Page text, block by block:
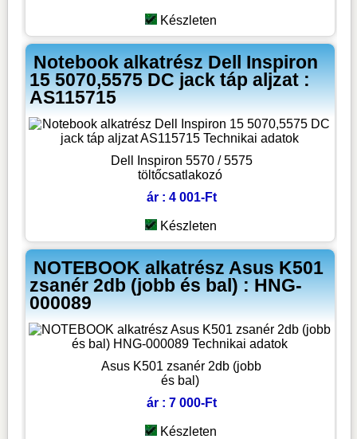
Készleten
Notebook alkatrész Dell Inspiron
15 5070,5575 DC jack táp aljzat :
AS115715
Dell Inspiron 5570 / 5575
töltőcsatlakozó
ár : 4 001-Ft
Készleten
NOTEBOOK alkatrész Asus K501
zsanér 2db (jobb és bal) : HNG-
000089
Asus K501 zsanér 2db (jobb
és bal)
ár : 7 000-Ft
Készleten